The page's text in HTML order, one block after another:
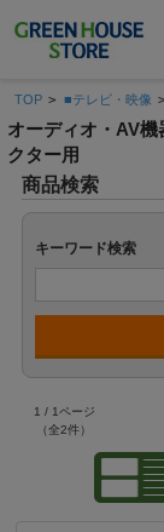
TOP > ■テレビ・映像 >
オーディオ・AV
クター用
商品検索
キーワード検索
1 / 1ページ
（全2件）